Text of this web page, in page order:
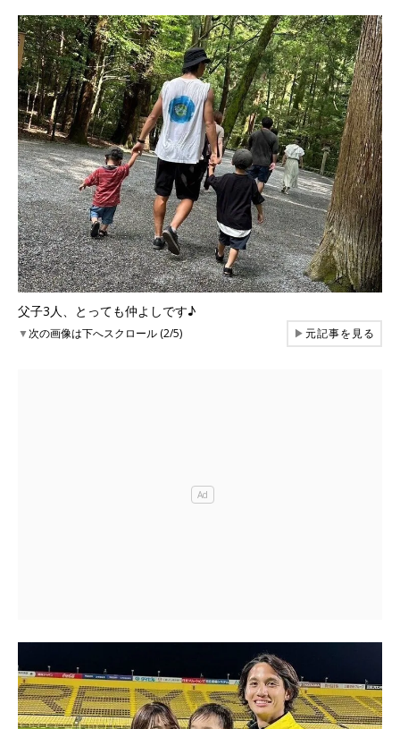
父子3人、とっても仲よしです♪
▼次の画像は下へスクロール (2/5) ▶元記事を見る